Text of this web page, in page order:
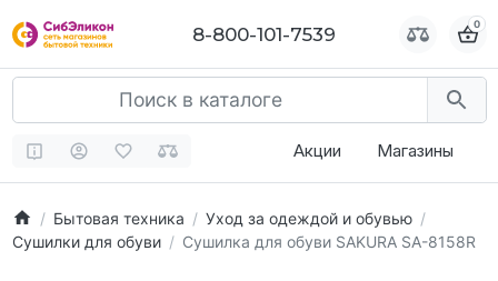
8-800-101-7539 0
Акции Магазины
Бытовая техника
Уход за одеждой и обувью
Сушилки для обуви
Сушилка для обуви SAKURA SA-8158R
8-800-101-7539 0